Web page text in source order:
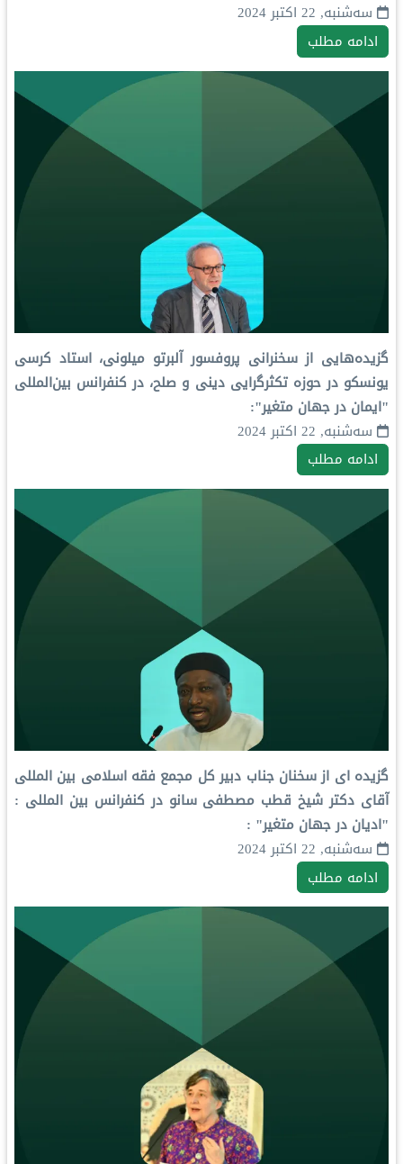
سه‌شنبه, 22 اکتبر 2024
ادامه مطلب
گزیده‌هایی از سخنرانی پروفسور آلبرتو میلونی، استاد کرسی
یونسکو در حوزه تکثرگرایی دینی و صلح، در کنفرانس بین‌المللی
"ایمان در جهان متغیر":
سه‌شنبه, 22 اکتبر 2024
ادامه مطلب
گزیده ای از سخنان جناب دبیر کل مجمع فقه اسلامی بین المللی
آقای دکتر شیخ قطب مصطفی سانو در کنفرانس بین المللی :
"ادیان در جهان متغیر" :
سه‌شنبه, 22 اکتبر 2024
ادامه مطلب